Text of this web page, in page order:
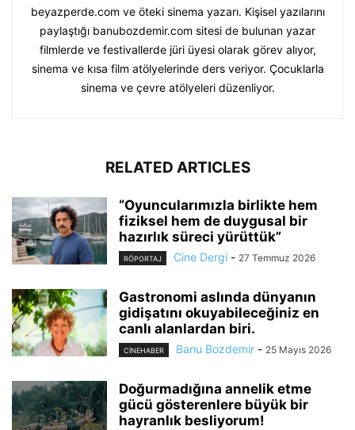
beyazperde.com ve öteki sinema yazarı. Kişisel yazılarını
paylaştığı banubozdemir.com sitesi de bulunan yazar
filmlerde ve festivallerde jüri üyesi olarak görev alıyor,
sinema ve kısa film atölyelerinde ders veriyor. Çocuklarla
sinema ve çevre atölyeleri düzenliyor.
RELATED ARTICLES
“Oyuncularımızla birlikte hem
fiziksel hem de duygusal bir
hazırlık süreci yürüttük”
RÖPORTAJ Cine Dergi - 27 Temmuz 2026
Gastronomi aslında dünyanın
gidişatını okuyabileceğiniz en
canlı alanlardan biri.
CINEHABER Banu Bozdemir - 25 Mayıs 2026
Doğurmadığına annelik etme
gücü gösterenlere büyük bir
hayranlık besliyorum!